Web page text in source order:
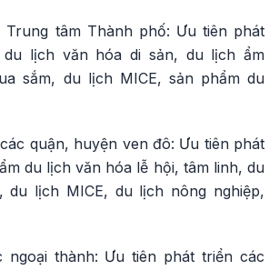
tâm Thành phố: Ưu tiên phát
du lịch văn hóa di sản, du lịch ẩm
sắm, du lịch MICE, sản phẩm du
quận, huyện ven đô: Ưu tiên phát
du lịch văn hóa lễ hội, tâm linh, du
du lịch MICE, du lịch nông nghiệp,
thành: Ưu tiên phát triển các